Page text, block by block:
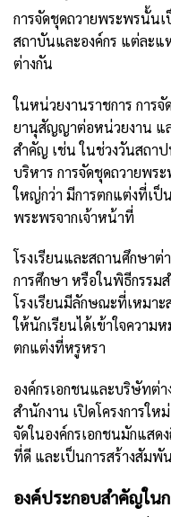
การจัดชุดถวายพระพรนั้น
สถาบันและองค์กร แต่ละ
ต่างกัน
ในหน่วยงานราชการ การ
ยานุสัญญาต่อหน่วยงาน แ
สำคัญ เช่น ในช่วงวันสถา
บริหาร การจัดชุดถวายพร
ใหญ่กว่า มีการตกแต่งที่เป็
พระพรจากเจ้าหน้าที่
โรงเรียนและสถานศึกษา
การศึกษา หรือในพิธีกรรม
โรงเรียนมีลักษณะที่เหมา
ให้นักเรียนได้เข้าใจความ
ตกแต่งที่หรูหรา
องค์กรเอกชนและบริษัทต่
สำนักงาน เปิดโครงการใ
จัดในองค์กรเอกชนมักแสด
ที่ดี และเป็นการสร้างสัมพั
องค์ประกอบสำคัญใน